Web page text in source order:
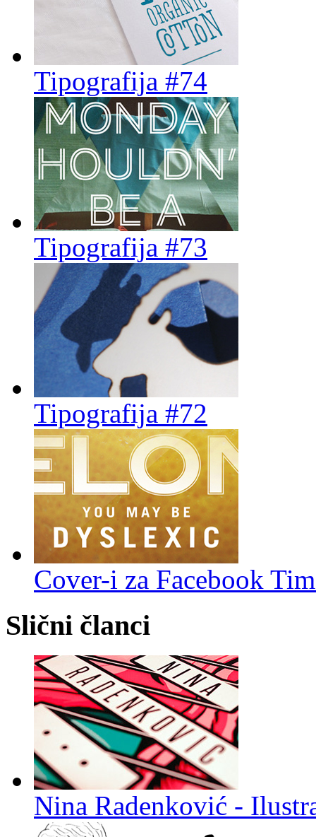
Tipografija #74
Tipografija #73
Tipografija #72
Cover-i za Facebook
Slični članci
Nina Radenković -